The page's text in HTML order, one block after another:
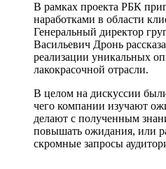
В рамках проекта РБК
наработками в области
Генеральный директор
Васильевич Дронь
реализации уникальных
лакокрасочной отрасли.
В целом на дискуссии
чего компании изучают
делают с полученным
повышать ожидания, или
скромные запросы